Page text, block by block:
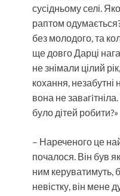
сусідньому селі.
раптом
без молодого, та
ще довго Дарці
не знімали цілий
кохання, незабутні
вона не
було дітей робити?»
– Нареченого це
почалося. Він був
ним керуватимуть,
невістку, він мене